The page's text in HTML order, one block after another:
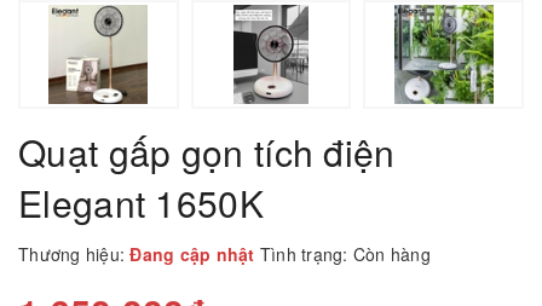
Quạt gấp gọn tích điện
Elegant 1650K
Thương hiệu: Đang cập nhật Tình trạng: Còn hàng